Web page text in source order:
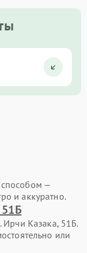
—
и аккуратно.
51Б
Ирчи Казака, 51Б.
или